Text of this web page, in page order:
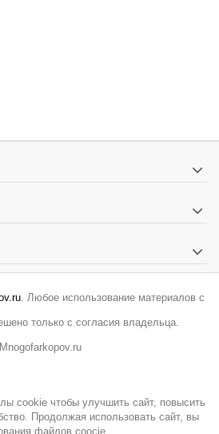
. Любое использование материалов с
только с согласия владельца.
Mnogofarkopov.ru
cookie чтобы улучшить сайт, повысить
Продолжая использовать сайт, вы
файлов coocie.